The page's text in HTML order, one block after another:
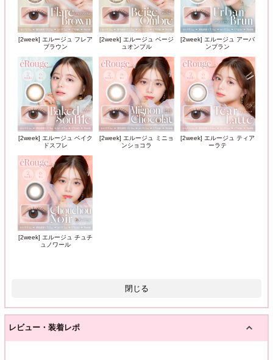
[2week] エルージュ フレア
ブラウン
[2week] エルージュ ベージ
ュオンプル
[2week] エルージュ アーバ
ンブラン
[2week] エルージュ ベイク
ドスフレ
[2week] エルージュ ミニョ
ンショコラ
[2week] エルージュ ティア
ーラテ
[2week] エルージュ チュチ
ュノワール
閉じる
レビュー・装着レポ